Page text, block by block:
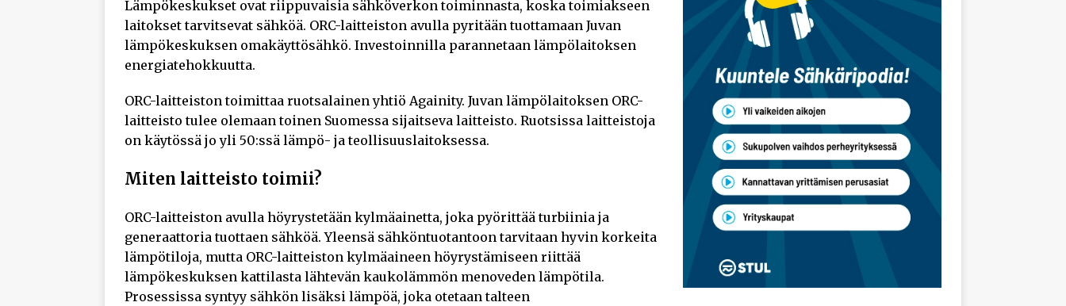
Lämpökeskukset ovat riippuvaisia sähköverkon toiminnasta, koska toimiakseen
laitokset tarvitsevat sähköä. ORC-laitteiston avulla pyritään tuottamaan Juvan
lämpökeskuksen omakäyttösähkö. Investoinnilla parannetaan lämpölaitoksen
energiatehokkuutta.
ORC-laitteiston toimittaa ruotsalainen yhtiö Againity. Juvan lämpölaitoksen ORC-
laitteisto tulee olemaan toinen Suomessa sijaitseva laitteisto. Ruotsissa laitteistoja
on käytössä jo yli 50:ssä lämpö- ja teollisuuslaitoksessa.
Miten laitteisto toimii?
ORC-laitteiston avulla höyrystetään kylmäainetta, joka pyörittää turbiinia ja
generaattoria tuottaen sähköä. Yleensä sähköntuotantoon tarvitaan hyvin korkeita
lämpötiloja, mutta ORC-laitteiston kylmäaineen höyrystämiseen riittää
lämpökeskuksen kattilasta lähtevän kaukolämmön menoveden lämpötila.
Prosessissa syntyy sähkön lisäksi lämpöä, joka otetaan talteen